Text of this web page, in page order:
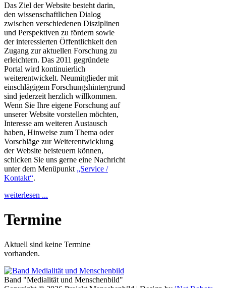
Das Ziel der Website besteht darin,
den wissenschaftlichen Dialog
zwischen verschiedenen Disziplinen
und Perspektiven zu fördern sowie
der interessierten Öffentlichkeit den
Zugang zur aktuellen Forschung zu
erleichtern. Das 2011 gegründete
Portal wird kontinuierlich
weiterentwickelt. Neumitglieder mit
einschlägigem Forschungshintergrund
sind jederzeit herzlich willkommen.
Wenn Sie Ihre eigene Forschung auf
unserer Website vorstellen möchten,
Interesse am weiteren Austausch
haben, Hinweise zum Thema oder
Vorschläge zur Weiterentwicklung
der Website beisteuern können,
schicken Sie uns gerne eine Nachricht
unter dem Menüpunkt „Service /
Kontakt“.
weiterlesen ...
Termine
Aktuell sind keine Termine
vorhanden.
Band "Medialität und Menschenbild"